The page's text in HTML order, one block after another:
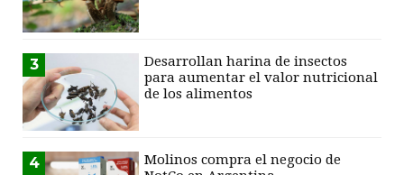
3
Desarrollan harina de insectos
para aumentar el valor nutricional
de los alimentos
4
Molinos compra el negocio de